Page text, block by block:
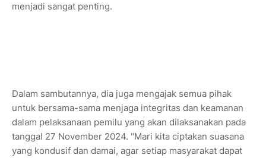
menjadi sangat penting.
Dalam sambutannya, dia juga mengajak semua pihak
untuk bersama-sama menjaga integritas dan keamanan
dalam pelaksanaan pemilu yang akan dilaksanakan pada
tanggal 27 November 2024. "Mari kita ciptakan suasana
yang kondusif dan damai, agar setiap masyarakat dapat